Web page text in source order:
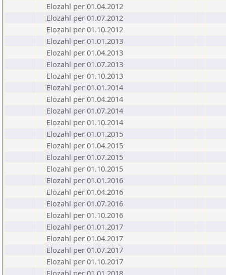
Elozahl per 01.04.2012
Elozahl per 01.07.2012
Elozahl per 01.10.2012
Elozahl per 01.01.2013
Elozahl per 01.04.2013
Elozahl per 01.07.2013
Elozahl per 01.10.2013
Elozahl per 01.01.2014
Elozahl per 01.04.2014
Elozahl per 01.07.2014
Elozahl per 01.10.2014
Elozahl per 01.01.2015
Elozahl per 01.04.2015
Elozahl per 01.07.2015
Elozahl per 01.10.2015
Elozahl per 01.01.2016
Elozahl per 01.04.2016
Elozahl per 01.07.2016
Elozahl per 01.10.2016
Elozahl per 01.01.2017
Elozahl per 01.04.2017
Elozahl per 01.07.2017
Elozahl per 01.10.2017
Elozahl per 01.01.2018